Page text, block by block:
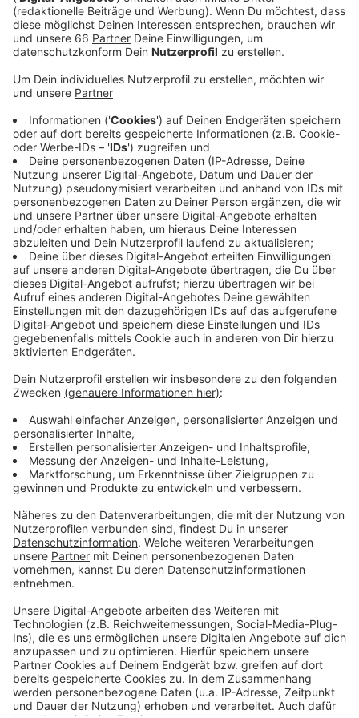
Am Samstag (13. Januar 2024) gegen 9.30 Uhr war
dabei ein Motorradfahrer in Hassels leicht verletzt
worden. Ein Unbekannter hatte sein Auto bei einem
Überholmanöver teilweise in den Gegenverkehr
gelenkt und dabei einen Motorradfahrer gestreift. Der
Pkw-Fahrer flüchtete, ohne sich um den leicht
verletzten Kraftfahrer zu kümmern. Passiert war der
Unfall im Bereich der Bromberger- und Spanger Straße
in Fahrtrichtung Benrath.
Anzeige
Weitere Infos und Links zum Thema:
Anzeige
Zeugen können sich hier melden:0211-8700
(Verkehrskommissariat 1 der Polizei)
Die Meldung der Polizei
In Hassels wird das Brauchtum gepflegt
Bohrungen in Düsseldorf-Hassels
Anzeige
Anzeige